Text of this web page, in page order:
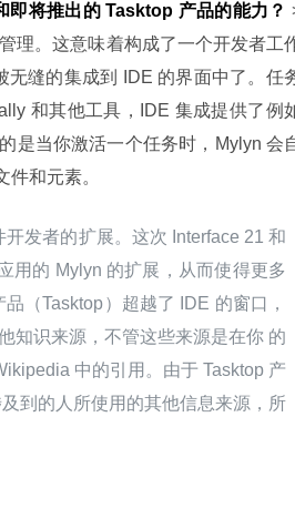
将推出的 Tasktop 产品的能力？
理。这意味着构成了一个开发者工
无缝的集成到 IDE 的界面中了。任
和其他工具，IDE 集成提供了例
是当你激活一个任务时，Mylyn 会
和元素。
发者的扩展。这次 Interface 21 和
用的 Mylyn 的扩展，从而使得更多
（Tasktop）超越了 IDE 的窗口，
知识来源，不管这些来源是在你 的
中的引用。由于 Tasktop 产
到的人所使用的其他信息来源，所